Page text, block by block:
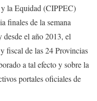
la Equidad (CIPPEC)
finales de la semana
desde el año 2013, el
fiscal de las 24 Provincias
a tal efecto y sobre la
portales oficiales de